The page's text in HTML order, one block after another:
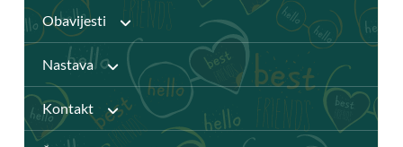
Knjižnica
Katalog Knjižnice
Obavijesti
Javni pozivi
Natječaji
Nastava
Djelatnici
Kontakt